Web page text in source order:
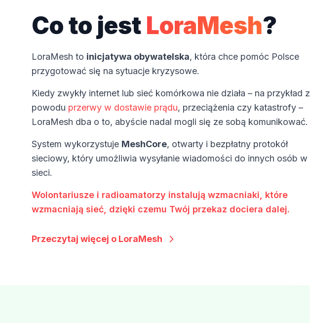
Co to jest LoraMesh?
LoraMesh to inicjatywa obywatelska, która chce pomóc Polsce
przygotować się na sytuacje kryzysowe.
Kiedy zwykły internet lub sieć komórkowa nie działa – na przykład z
powodu przerwy w dostawie prądu, przeciążenia czy katastrofy –
LoraMesh dba o to, abyście nadal mogli się ze sobą komunikować.
System wykorzystuje MeshCore, otwarty i bezpłatny protokół
sieciowy, który umożliwia wysyłanie wiadomości do innych osób w
sieci.
Wolontariusze i radioamatorzy instalują wzmacniaki, które
wzmacniają sieć, dzięki czemu Twój przekaz dociera dalej.
Przeczytaj więcej o LoraMesh